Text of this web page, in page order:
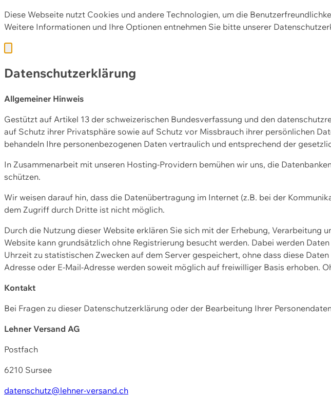
Diese Webseite nutzt Cookies und andere Technologien, um die
Weitere Informationen und Ihre Optionen entnehmen Sie bitte unserer
Datenschutzerklärung
Allgemeiner Hinweis
Gestützt auf Artikel 13 der schweizerischen Bundesverfassung und den
auf Schutz ihrer Privatsphäre sowie auf Schutz vor Missbrauch ihrer persönlichen
behandeln Ihre personenbezogenen Daten vertraulich und entsprechend der
In Zusammenarbeit mit unseren Hosting-Providern bemühen wir uns, die
schützen.
Wir weisen darauf hin, dass die Datenübertragung im Internet (z.B. bei der
dem Zugriff durch Dritte ist nicht möglich.
Durch die Nutzung dieser Website erklären Sie sich mit der Erhebung,
Website kann grundsätzlich ohne Registrierung besucht werden. Dabei werden
Uhrzeit zu statistischen Zwecken auf dem Server gespeichert, ohne dass diese
Adresse oder E-Mail-Adresse werden soweit möglich auf freiwilliger Basis erhoben.
Kontakt
Bei Fragen zu dieser Datenschutzerklärung oder der Bearbeitung Ihrer
Lehner Versand AG
Postfach
6210 Sursee
datenschutz@lehner-versand.ch